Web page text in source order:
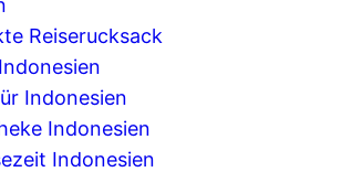
Reiserucksack
Indonesien
Indonesien
Indonesien